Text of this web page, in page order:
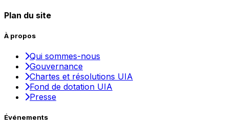
Plan du site
À propos
Qui sommes-nous
Gouvernance
Chartes et résolutions UIA
Fond de dotation UIA
Presse
Événements